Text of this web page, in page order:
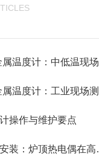
计：中低温现场直读的通用工控仪表
计：工业现场测温的“全能通用标尺”
操作与维护要点
电偶在高温恶劣环境中的可靠设计与工程实践